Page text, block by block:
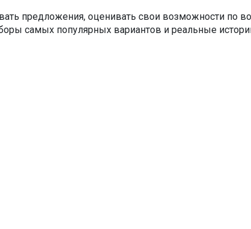
предложения, оценивать свои возможности по
самых популярных вариантов и реальные